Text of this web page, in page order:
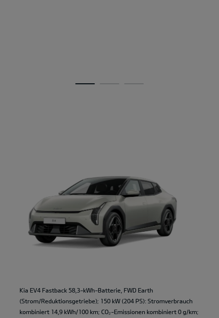
Kia EV4 Fastback 58,3-kWh-Batterie, FWD Earth
(Strom/Reduktionsgetriebe); 150 kW (204 PS): Stromverbrauch
kombiniert 14,9 kWh/100 km; CO₂-Emissionen kombiniert 0 g/km;